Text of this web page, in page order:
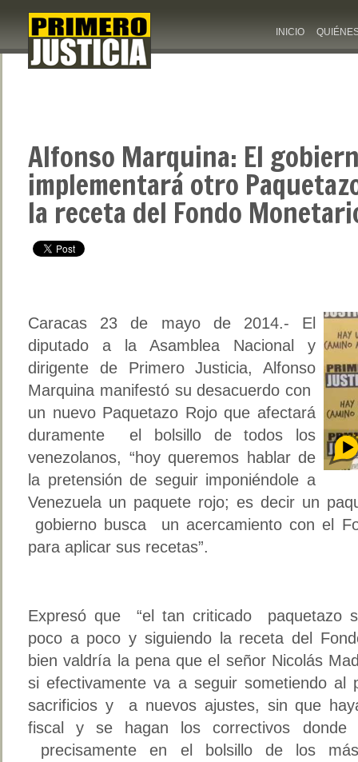
INICIO
Alfonso Marquina: El
implementará otro
la receta del Fondo
Caracas 23 de mayo de 2014.- El
diputado a la Asamblea Nacional y
dirigente de Primero Justicia, Alfonso
Marquina manifestó su desacuerdo con
un nuevo Paquetazo Rojo que afectará
duramente el bolsillo de todos los
venezolanos, “hoy queremos hablar de
la pretensión de seguir imponiéndole a
Venezuela un paquete rojo; es decir un
gobierno busca un acercamiento con el
para aplicar sus recetas”.
Expresó que “el tan criticado paquetazo
poco a poco y siguiendo la receta del
bien valdría la pena que el señor Nicolás
si efectivamente va a seguir sometiendo al
sacrificios y a nuevos ajustes, sin que
fiscal y se hagan los correctivos
precisamente en el bolsillo de los